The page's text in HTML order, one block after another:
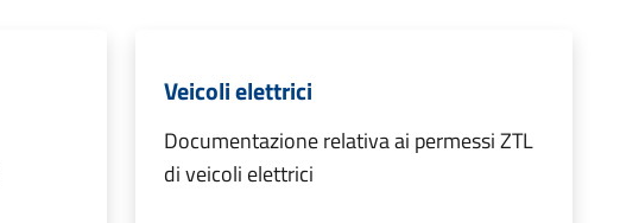
Veicoli elettrici
Documentazione relativa ai permessi ZTL
di veicoli elettrici